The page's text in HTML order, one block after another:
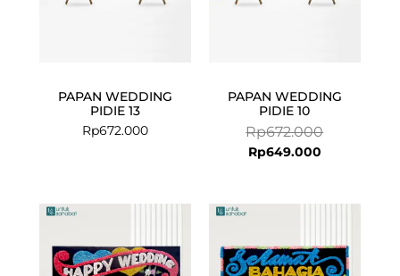
PAPAN WEDDING
PIDIE 13
Rp672.000
PAPAN WEDDING
PIDIE 10
Rp672.000
Rp649.000